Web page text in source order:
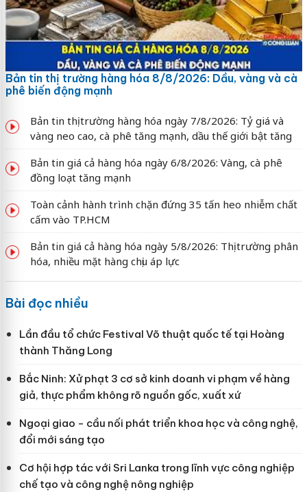
Bản tin thị trường hàng hóa 8/8/2026: Dầu, vàng và cà
phê biến động mạnh
Bản tin thị trường hàng hóa ngày 7/8/2026: Tỷ giá và
vàng neo cao, cà phê tăng mạnh, dầu thế giới bật tăng
Bản tin giá cả hàng hóa ngày 6/8/2026: Vàng, cà phê
đồng loạt tăng mạnh
Toàn cảnh hành trình chặn đứng 35 tấn heo nhiễm chất
cấm vào TP.HCM
Bản tin giá cả hàng hóa ngày 5/8/2026: Thị trường phân
hóa, nhiều mặt hàng chịu áp lực
Bài đọc nhiều
Lần đầu tổ chức Festival Võ thuật quốc tế tại Hoàng
thành Thăng Long
Bắc Ninh: Xử phạt 3 cơ sở kinh doanh vi phạm về hàng
giả, thực phẩm không rõ nguồn gốc, xuất xứ
Ngoại giao - cầu nối phát triển khoa học và công nghệ,
đổi mới sáng tạo
Cơ hội hợp tác với Sri Lanka trong lĩnh vực công nghiệp
chế tạo và công nghệ nông nghiệp